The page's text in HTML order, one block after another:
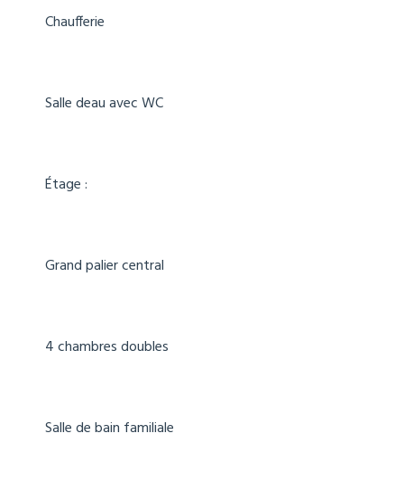
Chaufferie
Salle deau avec WC
Étage :
Grand palier central
4 chambres doubles
Salle de bain familiale